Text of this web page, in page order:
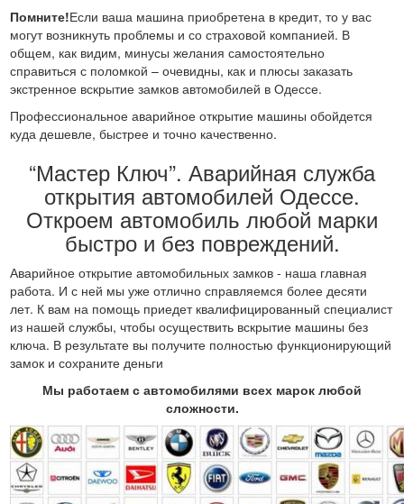
Помните!Если ваша машина приобретена в кредит, то у вас
могут возникнуть проблемы и со страховой компанией. В
общем, как видим, минусы желания самостоятельно
справиться с поломкой – очевидны, как и плюсы заказать
экстренное вскрытие замков автомобилей в Одессе.
Профессиональное аварийное открытие машины обойдется
куда дешевле, быстрее и точно качественно.
“Мастер Ключ”. Аварийная служба
открытия автомобилей Одессе.
Откроем автомобиль любой марки
быстро и без повреждений.
Аварийное открытие автомобильных замков - наша главная
работа. И с ней мы уже отлично справляемся более десяти
лет. К вам на помощь приедет квалифицированный специалист
из нашей службы, чтобы осуществить вскрытие машины без
ключа. В результате вы получите полностью функционирующий
замок и сохраните деньги
Мы работаем с автомобилями всех марок любой
сложности.